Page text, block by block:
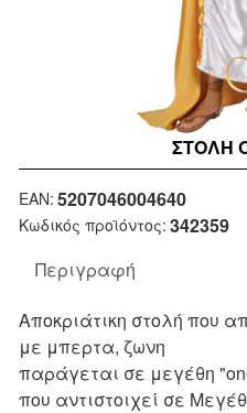
ΣΤΟΛΉ
Περιγραφή
Αποκριάτικη στολή που
με μπερτα, ζωνη
παράγεται σε μεγέθη
που αντιστοιχεί σε
Κωδικός προϊόντος: 342359
EAN: 5207046004640